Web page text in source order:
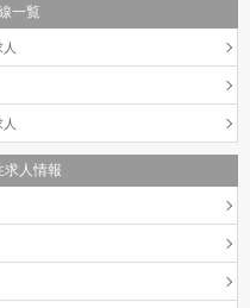
一覧
求人情報